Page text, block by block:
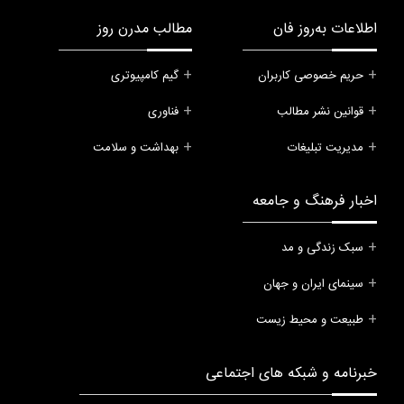
اطلاعات به‌روز فان
حریم خصوصی کاربران
قوانین نشر مطالب
مدیریت تبلیغات
مطالب مدرن روز
گیم کامپیوتری
فناوری
بهداشت و سلامت
اخبار فرهنگ و جامعه
سبک زندگی و مد
سینمای ایران و جهان
طبیعت و محیط زیست
خبرنامه و شبکه های اجتماعی